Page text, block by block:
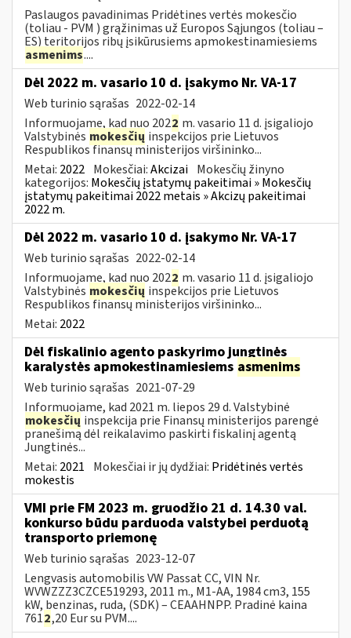
Paslaugos pavadinimas Pridėtines vertės mokesčio
(toliau - PVM ) grąžinimas už Europos Sąjungos (toliau –
ES) teritorijos ribų įsikūrusiems apmokestinamiesiems
asmenims....
Dėl 2022 m. vasario 10 d. įsakymo Nr. VA-17
Web turinio sąrašas 2022-02-14
Informuojame, kad nuo 2022 m. vasario 11 d. įsigaliojo
Valstybinės mokesčių inspekcijos prie Lietuvos
Respublikos finansų ministerijos viršininko...
Metai: 2022 Mokesčiai:Akcizai Mokesčių žinyno
kategorijos: Mokesčių įstatymų pakeitimai » Mokesčių
įstatymų pakeitimai 2022 metais » Akcizų pakeitimai
2022 m.
Dėl 2022 m. vasario 10 d. įsakymo Nr. VA-17
Web turinio sąrašas 2022-02-14
Informuojame, kad nuo 2022 m. vasario 11 d. įsigaliojo
Valstybinės mokesčių inspekcijos prie Lietuvos
Respublikos finansų ministerijos viršininko...
Metai: 2022
Dėl fiskalinio agento paskyrimo jungtinės
karalystės apmokestinamiesiems asmenims
Web turinio sąrašas 2021-07-29
Informuojame, kad 2021 m. liepos 29 d. Valstybinė
mokesčių inspekcija prie Finansų ministerijos parengė
pranešimą dėl reikalavimo paskirti fiskalinį agentą
Jungtinės...
Metai: 2021 Mokesčiai ir jų dydžiai: Pridėtinės vertės
mokestis
VMI prie FM 2023 m. gruodžio 21 d. 14.30 val.
konkurso būdu parduoda valstybei perduotą
transporto priemonę
Web turinio sąrašas 2023-12-07
Lengvasis automobilis VW Passat CC, VIN Nr.
WVWZZZ3CZCE519293, 2011 m., M1-AA, 1984 cm3, 155
kW, benzinas, ruda, (SDK) – CEAAHNPP. Pradinė kaina
7612,20 Eur su PVM....